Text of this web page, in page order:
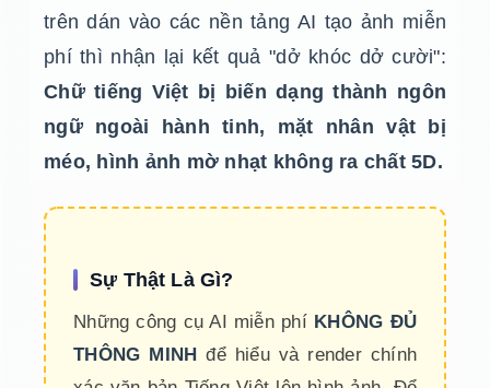
trên dán vào các nền tảng AI tạo ảnh miễn
phí thì nhận lại kết quả "dở khóc dở cười":
Chữ tiếng Việt bị biến dạng thành ngôn
ngữ ngoài hành tinh, mặt nhân vật bị
méo, hình ảnh mờ nhạt không ra chất 5D.
Sự Thật Là Gì?
Những công cụ AI miễn phí KHÔNG ĐỦ
THÔNG MINH để hiểu và render chính